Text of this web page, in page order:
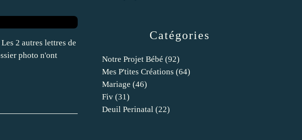
2 autres lettres de
photo n'ont
Catégories
Notre Projet Bébé (92)
Mes P'tites Créations (64)
Mariage (46)
Fiv (31)
Deuil Perinatal (22)